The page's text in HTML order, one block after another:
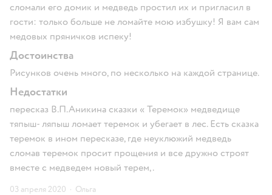
сломали его домик и медведь простил их и пригласил в
гости: только больше не ломайте мою избушку! Я вам сам
медовых пряничков испеку!
Достоинства
Рисунков очень много, по несколько на каждой странице.
Недостатки
пересказ В.П.Аникина сказки « Теремок» медведище
тяпыш- ляпыш ломает теремок и убегает в лес. Есть сказка
теремок в ином пересказе, где неуклюжий медведь
сломав теремок просит прощения и все дружно строят
вместе с медведем новый терем,.
03 апреля 2020 · Ольга